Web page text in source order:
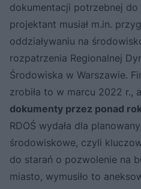
dokumentacji potrzebnej
projektant musiał m.in.
oddziaływaniu na
rozpatrzenia Regionalnej
Środowiska w Warszawie.
zrobiła to w marcu 2022 r.,
dokumenty przez ponad
RDOŚ wydała dla
środowiskowe, czyli
do starań o pozwolenie na
miasto, wymusiło to